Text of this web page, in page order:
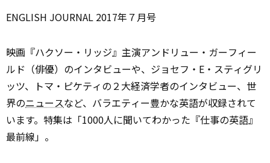
ENGLISH JOURNAL 2017年７月号
映画『ハクソー・リッジ』主演アンドリュー・ガーフィー
ルド（俳優）のインタビューや、ジョセフ・E・スティグリ
ッツ、トマ・ピケティの２大経済学者のインタビュー、世
界のニュースなど、バラエティー豊かな英語が収録されて
います。特集は「1000人に聞いてわかった『仕事の英語』
最前線」。